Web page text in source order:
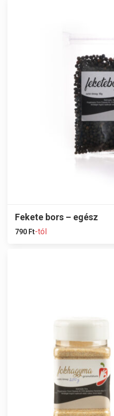
Fekete bors – egész
790 Ft-tól